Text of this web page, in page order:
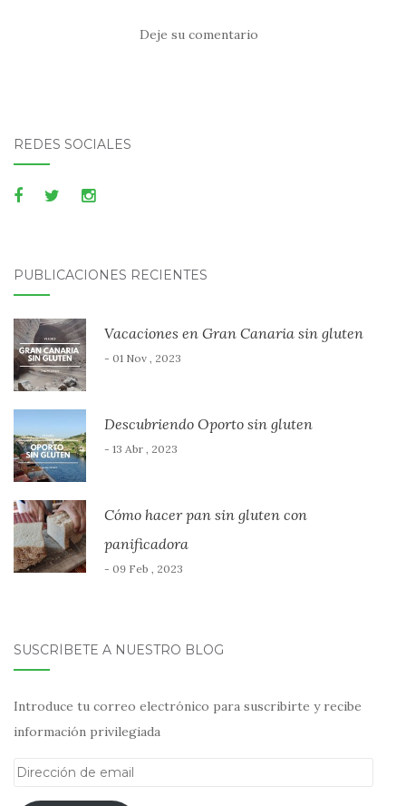
Deje su comentario
REDES SOCIALES
PUBLICACIONES RECIENTES
Vacaciones en Gran Canaria sin gluten
- 01 Nov , 2023
Descubriendo Oporto sin gluten
- 13 Abr , 2023
Cómo hacer pan sin gluten con
panificadora
- 09 Feb , 2023
SUSCRÍBETE A NUESTRO BLOG
Introduce tu correo electrónico para suscribirte y recibe
información privilegiada
Dirección